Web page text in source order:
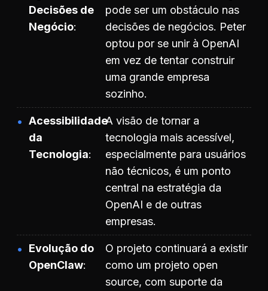
Decisões de
Negócio
pode ser um obstáculo nas
decisões de negócios. Peter
optou por se unir à OpenAI
em vez de tentar construir
uma grande empresa
sozinho.
Acessibilidade
da
Tecnologia
A visão de tornar a
tecnologia mais acessível,
especialmente para usuários
não técnicos, é um ponto
central na estratégia da
OpenAI e de outras
empresas.
Evolução do
OpenClaw
O projeto continuará a existir
como um projeto open
source, com suporte da